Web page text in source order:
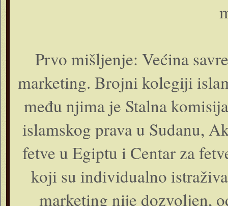
Prvo mišljenje: Većina
marketing. Brojni kolegiji
među njima je Stalna
islamskog prava u Sudanu,
fetve u Egiptu i Centar za
koji su individualno
marketing nije dozvoljen,